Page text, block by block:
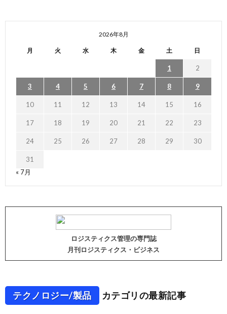
2026年8月
月 火 水 木 金 土 日
1 2
3 4 5 6 7 8 9
10 11 12 13 14 15 16
17 18 19 20 21 22 23
24 25 26 27 28 29 30
31
« 7月
ロジスティクス管理の専門誌
月刊ロジスティクス・ビジネス
テクノロジー/製品 カテゴリの最新記事